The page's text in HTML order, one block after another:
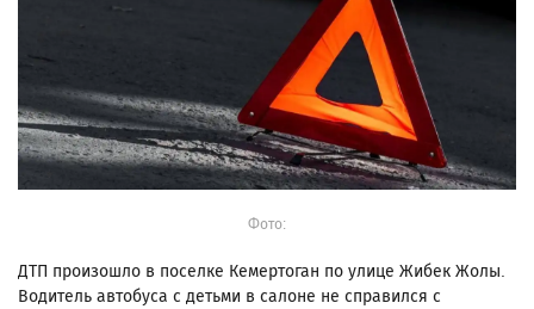
Фото:
ДТП произошло в поселке Кемертоган по улице Жибек Жолы.
Водитель автобуса с детьми в салоне не справился с